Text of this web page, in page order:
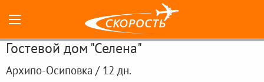
Гостевой дом "Селена"
Архипо-Осиповка / 12 дн.